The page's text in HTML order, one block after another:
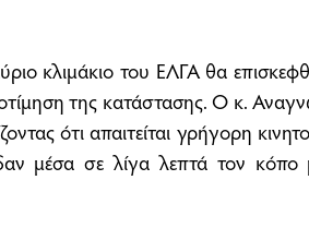
κλιμάκιο του ΕΛΓΑ θα
της κατάστασης. Ο κ.
ότι απαιτείται γρήγορη
μέσα σε λίγα λεπτά τον κόπο